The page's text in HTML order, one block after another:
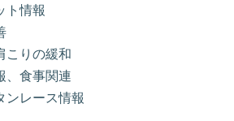
ト情報
こりの緩和
、食事関連
ンレース情報